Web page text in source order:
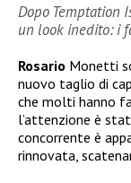
Dopo Temptation
un look inedito: i
Rosario Monetti
nuovo taglio di
che molti hanno
l’attenzione è
concorrente è
rinnovata,